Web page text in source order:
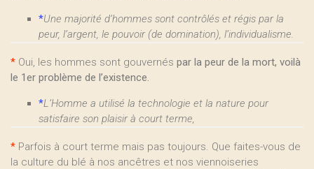
*Une majorité d’hommes sont contrôlés et régis par la
peur, l’argent, le pouvoir (de domination), l’individualisme.
* Oui, les hommes sont gouvernés par la peur de la mort, voilà
le 1er problème de l’existence.
*L’Homme a utilisé la technologie et la nature pour
satisfaire son plaisir à court terme,
* Parfois à court terme mais pas toujours. Que faites-vous de
la culture du blé à nos ancêtres et nos viennoiseries